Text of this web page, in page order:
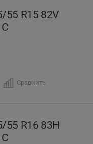
55 R15 82V
Сравнить
55 R16 83H